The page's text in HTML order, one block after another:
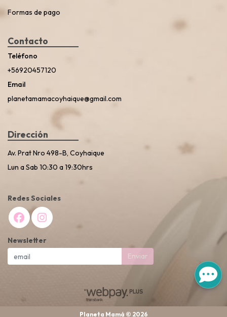
Formas de pago
Contacto
Teléfono
+56920457120
Email
planetamamacoyhaique@gmail.com
Dirección
Av. Prat Nro 498-B, Coyhaique
Lun a Sab 10:30 a 19:30hrs
Redes Sociales
Newsletter
Enviar
Planeta Mamá © 2026